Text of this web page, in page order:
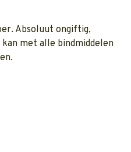
Absoluut ongiftig,
met alle bindmiddelen